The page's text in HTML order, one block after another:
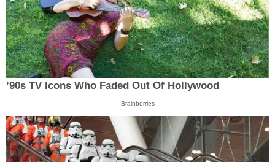
’90s TV Icons Who Faded Out Of Hollywood
Brainberries